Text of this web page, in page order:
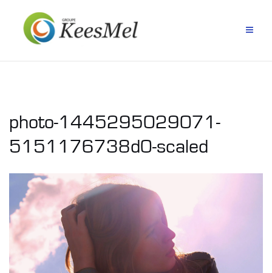
contenu
photo-1445295029071-
5151176738d0-scaled